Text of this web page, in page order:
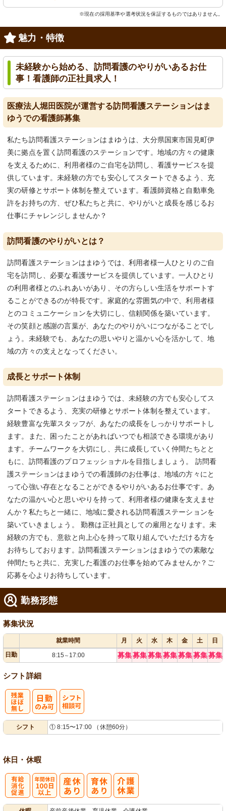
※現在の採用基準や選考状況を保証するものではありません。
魅力・特徴
未経験から始める、訪問看護のやりがいあるお仕
事！看護師の正社員求人！
医療法人堀田医院が運営する訪問看護ステーションはま
ゆうでの看護師募集
私たち訪問看護ステーションはまゆうは、大分県国東市国見町伊
美に拠点を置く訪問看護のステーションです。地域の方々の健康
を支えるために、利用者様のご自宅を訪問し、看護サービスを提
供しています。未経験の方でも安心してスタートできるよう、充
実の研修とサポート体制を整えています。看護師資格と自動車免
許をお持ちの方、ぜひ私たちと共に、やりがいと成長を感じるお
仕事にチャレンジしませんか？
訪問看護のやりがいとは？
訪問看護ステーションはまゆうでは、利用者様一人ひとりのご自
宅を訪問し、必要な看護サービスを提供しています。一人ひとり
の利用者様とのふれあいがあり、その方らしい生活をサポートす
ることができるのが特長です。家庭的な雰囲気の中で、利用者様
とのコミュニケーションを大切にし、信頼関係を築いています。
その笑顔と感謝の言葉が、あなたのやりがいにつながることでし
ょう。未経験でも、あなたの思いやりと温かい心を活かして、地
域の方々の支えとなってください。
成長とサポート体制
訪問看護ステーションはまゆうでは、未経験の方でも安心してス
タートできるよう、充実の研修とサポート体制を整えています。
経験豊富な先輩スタッフが、あなたの成長をしっかりサポートし
ます。また、困ったことがあればいつでも相談できる環境があり
ます。チームワークを大切にし、共に成長していく仲間たちとと
もに、訪問看護のプロフェッショナルを目指しましょう。 訪問看
護ステーションはまゆうでの看護師のお仕事は、地域の方々にと
って心強い存在となることができるやりがいあるお仕事です。あ
なたの温かい心と思いやりを持って、利用者様の健康を支えませ
んか？私たちと一緒に、地域に愛される訪問看護ステーションを
築いていきましょう。 勤務は正社員としての雇用となります。未
経験の方でも、意欲と向上心を持って取り組んでいただける方を
お待ちしております。訪問看護ステーションはまゆうでの素敵な
仲間たちと共に、充実した看護のお仕事を始めてみませんか？ご
応募を心よりお待ちしています。
勤務形態
募集状況
就業時間 月 火 水 木 金 土
日
日勤
8:15 ～ 17:00 募集募集募集募集募集募集募集
シフト詳細
シフト ① 8:15〜17:00 （休憩60分）
休日・休暇